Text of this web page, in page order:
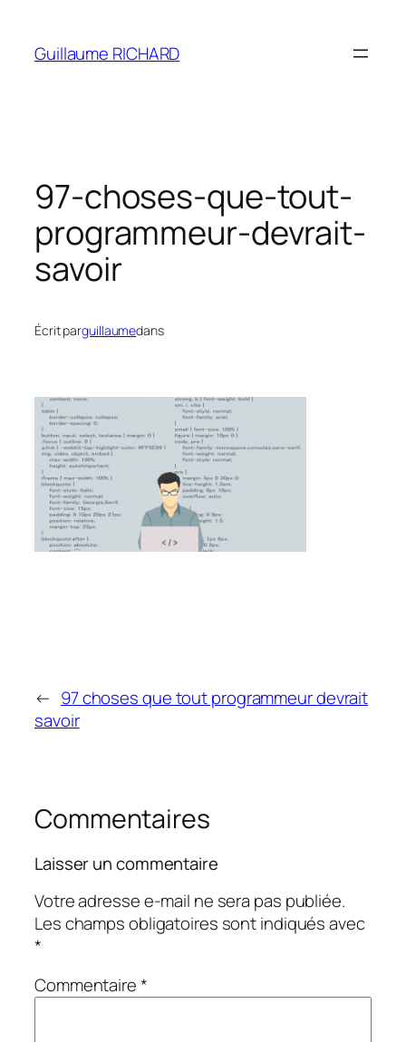
contenu
Guillaume RICHARD
97-choses-que-tout-
programmeur-devrait-
savoir
Écrit parguillaumedans
← 97 choses que tout programmeur devrait
savoir
Commentaires
Laisser un commentaire
Votre adresse e-mail ne sera pas publiée.
Les champs obligatoires sont indiqués avec
*
Commentaire*